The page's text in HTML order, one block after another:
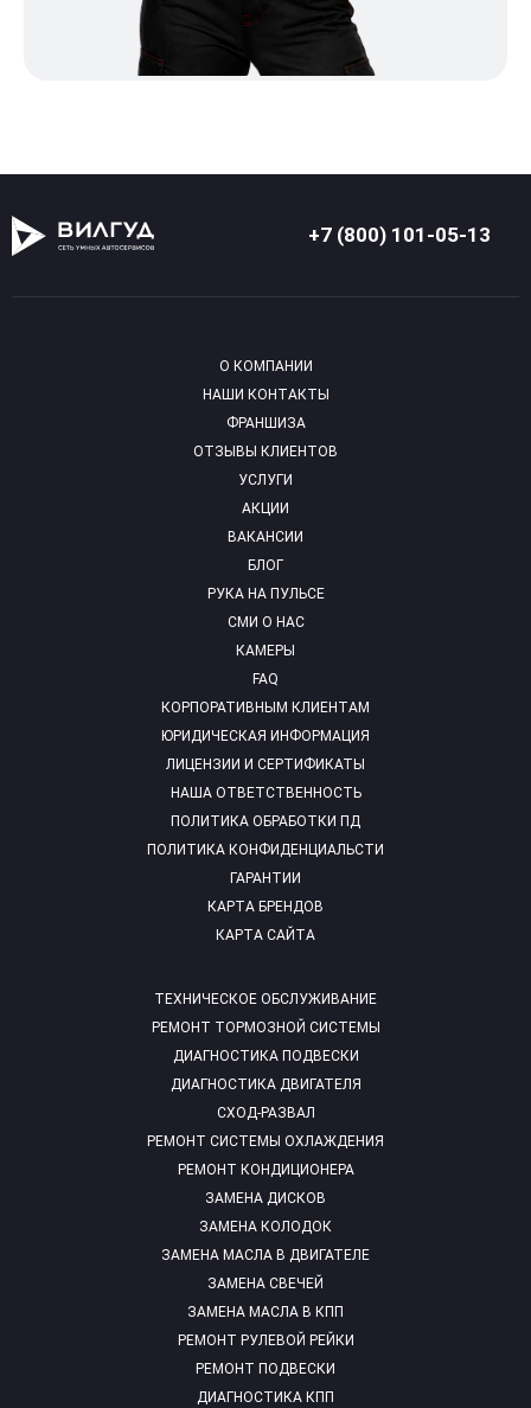
+7 (800) 101-05-13
О КОМПАНИИ
НАШИ КОНТАКТЫ
ФРАНШИЗА
ОТЗЫВЫ КЛИЕНТОВ
УСЛУГИ
АКЦИИ
ВАКАНСИИ
БЛОГ
РУКА НА ПУЛЬСЕ
СМИ О НАС
КАМЕРЫ
FAQ
ТЕХНИЧЕСКОЕ ОБСЛУЖИВАНИЕ
РЕМОНТ ТОРМОЗНОЙ СИСТЕМЫ
ДИАГНОСТИКА ПОДВЕСКИ
ДИАГНОСТИКА ДВИГАТЕЛЯ
СХОД-РАЗВАЛ
РЕМОНТ СИСТЕМЫ ОХЛАЖДЕНИЯ
РЕМОНТ КОНДИЦИОНЕРА
ЗАМЕНА ДИСКОВ
ЗАМЕНА КОЛОДОК
ЗАМЕНА МАСЛА В ДВИГАТЕЛЕ
ЗАМЕНА СВЕЧЕЙ
ЗАМЕНА МАСЛА В КПП
РЕМОНТ РУЛЕВОЙ РЕЙКИ
РЕМОНТ ПОДВЕСКИ
ДИАГНОСТИКА КПП
КОРПОРАТИВНЫМ КЛИЕНТАМ
ЮРИДИЧЕСКАЯ ИНФОРМАЦИЯ
ЛИЦЕНЗИИ И СЕРТИФИКАТЫ
НАША ОТВЕТСТВЕННОСТЬ
ПОЛИТИКА ОБРАБОТКИ ПД
ПОЛИТИКА КОНФИДЕНЦИАЛЬСТИ
ГАРАНТИИ
КАРТА БРЕНДОВ
КАРТА САЙТА